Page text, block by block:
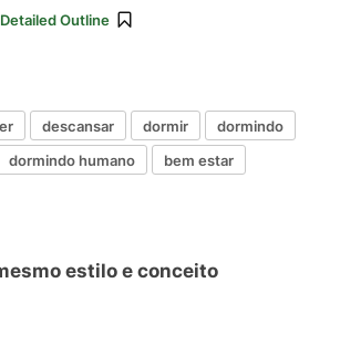
Outline
descansar dormir
dormindo
dormindo humano
bem estar
estilo e conceito